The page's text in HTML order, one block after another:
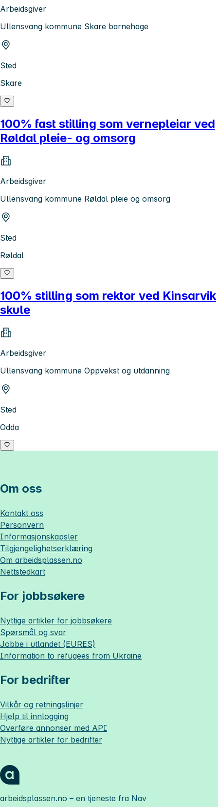
Arbeidsgiver
Ullensvang kommune Skare barnehage
Sted
Skare
100% fast stilling som vernepleiar ved
Røldal pleie- og omsorg
Arbeidsgiver
Ullensvang kommune Røldal pleie og omsorg
Sted
Røldal
100% stilling som rektor ved Kinsarvik
skule
Arbeidsgiver
Ullensvang kommune Oppvekst og utdanning
Sted
Odda
Om oss
Kontakt oss
Personvern
Informasjonskapsler
Tilgjengelighetserklæring
Om arbeidsplassen.no
Nettstedkart
For jobbsøkere
Nyttige artikler for jobbsøkere
Spørsmål og svar
Jobbe i utlandet (EURES)
Information to refugees from Ukraine
For bedrifter
Vilkår og retningslinjer
Hjelp til innlogging
Overføre annonser med API
Nyttige artikler for bedrifter
arbeidsplassen.no – en tjeneste fra Nav